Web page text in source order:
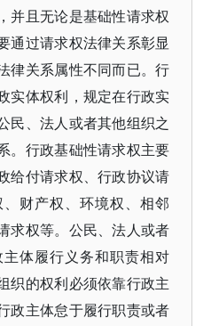
并且无论是基础性请求权
通过请求权法律关系彰显
律关系属性不同而已。行
实体权利，规定在行政实
民、法人或者其他组织之
。行政基础性请求权主要
给付请求权、行政协议请
财产权、环境权、相邻
求权等。公民、法人或者
体履行义务和职责相对
织的权利必须依靠行政主
政主体怠于履行职责或者